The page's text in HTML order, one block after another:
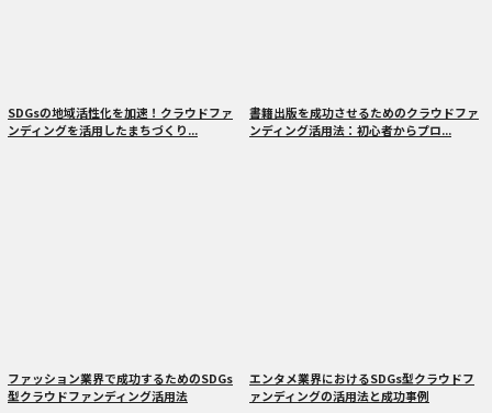
SDGsの地域活性化を加速！クラウドファ
ンディングを活用したまちづくり...
書籍出版を成功させるためのクラウドファ
ンディング活用法：初心者からプロ...
ファッション業界で成功するためのSDGs
型クラウドファンディング活用法
エンタメ業界におけるSDGs型クラウドフ
ァンディングの活用法と成功事例